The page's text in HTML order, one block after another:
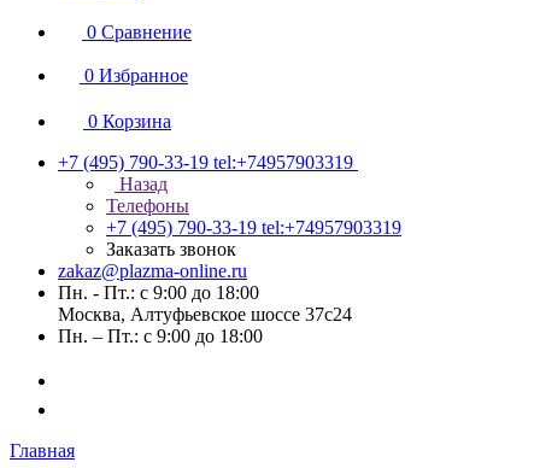
0 Сравнение
0 Избранное
0 Корзина
+7 (495) 790-33-19 tel:+74957903319
Назад
Телефоны
+7 (495) 790-33-19 tel:+74957903319
Заказать звонок
zakaz@plazma-online.ru
Пн. - Пт.: с 9:00 до 18:00
Москва, Алтуфьевское шоссе 37с24
Пн. – Пт.: с 9:00 до 18:00
Главная